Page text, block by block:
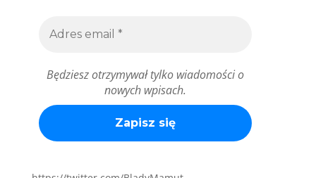
Będziesz otrzymywał tylko wiadomości o
nowych wpisach.